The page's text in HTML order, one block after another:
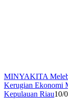
MINYAKITA
Kerugian Ekonomi
Kepulauan Riau10/